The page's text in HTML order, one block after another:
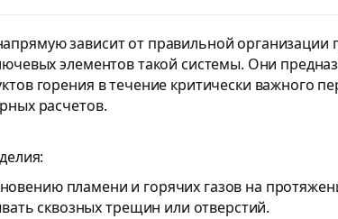
зависит от правильной
элементов такой системы. Они
горения в течение критически важного
расчетов.
пламени и горячих газов на
сквозных трещин или отверстий.